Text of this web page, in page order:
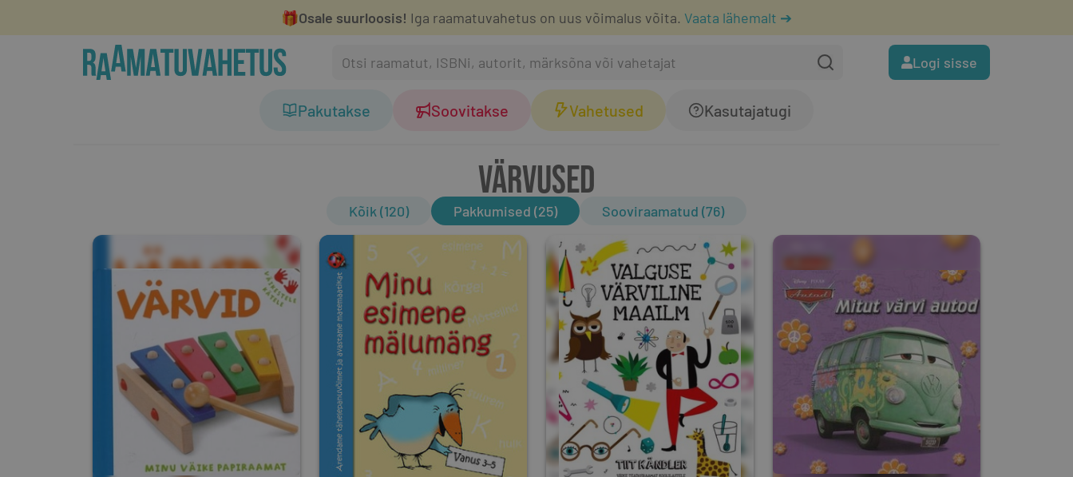
🎁Osale suurloosis! Iga raamatuvahetus on uus võimalus võita. Vaata lähemalt ➔
Logi sisse
Pakutakse Soovitakse Vahetused Kasutajatugi
VÄRVUSED
Kõik (120) Pakkumised (25) Sooviraamatud (76)